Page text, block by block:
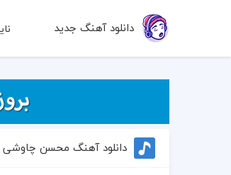
دانلود آهنگ جدید
دانلود آهنگ محسن چاوشی